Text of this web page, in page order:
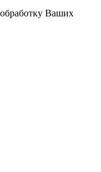
Ваших